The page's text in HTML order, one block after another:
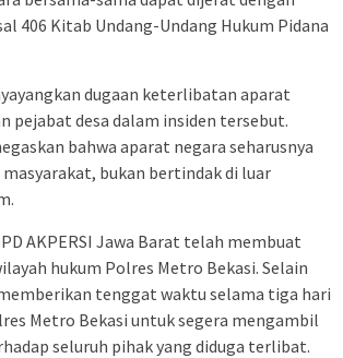
406 Kitab Undang-Undang Hukum Pidana
dugaan keterlibatan aparat
pejabat desa dalam insiden tersebut.
bahwa aparat negara seharusnya
bukan bertindak di luar
AKPERSI Jawa Barat telah membuat
hukum Polres Metro Bekasi. Selain
tenggat waktu selama tiga hari
Metro Bekasi untuk segera mengambil
seluruh pihak yang diduga terlibat.